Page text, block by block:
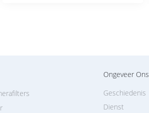
Ongeveer Ons
Geschiedenis
Dienst